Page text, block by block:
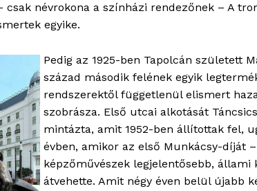
csak névrokona a színházi rendezőnek – A
egyike.
Pedig az 1925-ben Tapolcán született
század második felének egyik
rendszerektől függetlenül elismert
szobrásza. Első utcai alkotását
mintázta, amit 1952-ben állítottak fel,
évben, amikor az első Munkácsy-díját
képzőművészek legjelentősebb, állami
átvehette. Amit négy éven belül újabb